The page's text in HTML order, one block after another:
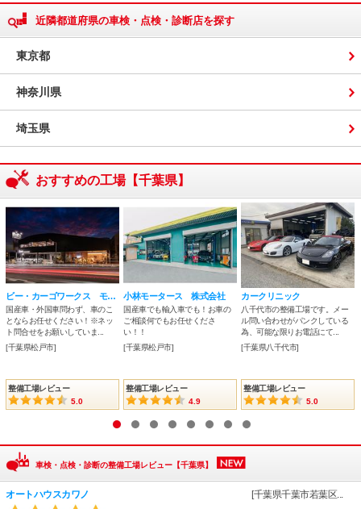
近隣都道府県の車検・点検・診断店を探す
東京都
神奈川県
埼玉県
おすすめの工場【千葉県】
ビー・カーゴワークス モーターサービス
国産車・外国車問わず、車のこ
とならお任せください！※ネッ
ト問合せをお願いしていま...
[千葉県松戸市]
整備工場レビュー
5.0
小林モータース 株式会社
国産車でも輸入車でも！お車の
ご相談何でもお任せくださ
い！！
[千葉県松戸市]
整備工場レビュー
4.9
カークリニック
八千代市の整備工場です。メー
ル問い合わせがパンクしている
為、可能な限りお電話にて...
[千葉県八千代市]
整備工場レビュー
5.0
車検・点検・診断の整備工場レビュー【千葉県】
オートハウスカワノ [千葉県千葉市若葉区...